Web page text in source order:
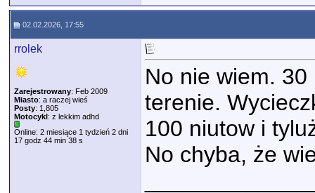
02.02.2026, 17:55
rrolek
Zarejestrowany: Feb 2009
Miasto: a raczej wieś
Posty: 1,805
Motocykl: z lekkim adhd
Online: 2 miesiące 1 tydzień 2 dni
17 godz 44 min 38 s
No nie wiem. 30
terenie.
100 niutow i
No chyba, że